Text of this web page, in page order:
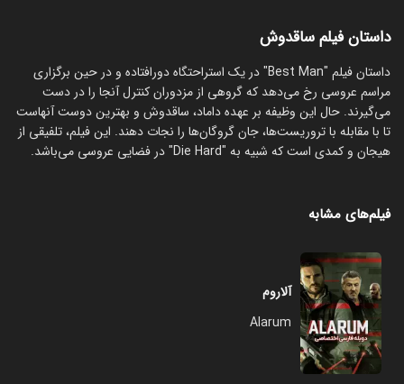
داستان فیلم ساقدوش
داستان فیلم "Best Man" در یک استراحتگاه دورافتاده و در حین برگزاری
مراسم عروسی رخ می‌دهد که گروهی از مزدوران کنترل آنجا را در دست
می‌گیرند. حال این وظیفه بر عهده داماد، ساقدوش و بهترین دوست آنهاست
تا با مقابله با تروریست‌ها، جان گروگان‌ها را نجات دهند. این فیلم، تلفیقی از
هیجان و کمدی است که شبیه به "Die Hard" در فضایی عروسی می‌باشد.
فیلم‌های مشابه
آلاروم
Alarum